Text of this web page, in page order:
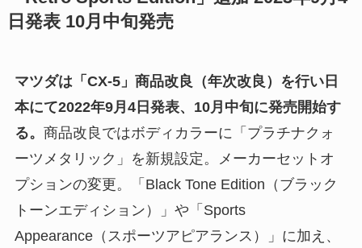
日発表 10月中旬発売
マツダは「CX-5」 商品改良 （年次改良）を行い日
本にて2022年9月4日発表、10月中旬に発売開始す
る。 商品改良ではボディカラーに「プラチナクォ
ーツメタリック」を新規設定。メーカーセットオ
プションの変更。「Black Tone Edition（ブラック
トーンエディション）」や「Sports
Appearance（スポーツアピアランス）」に加え、